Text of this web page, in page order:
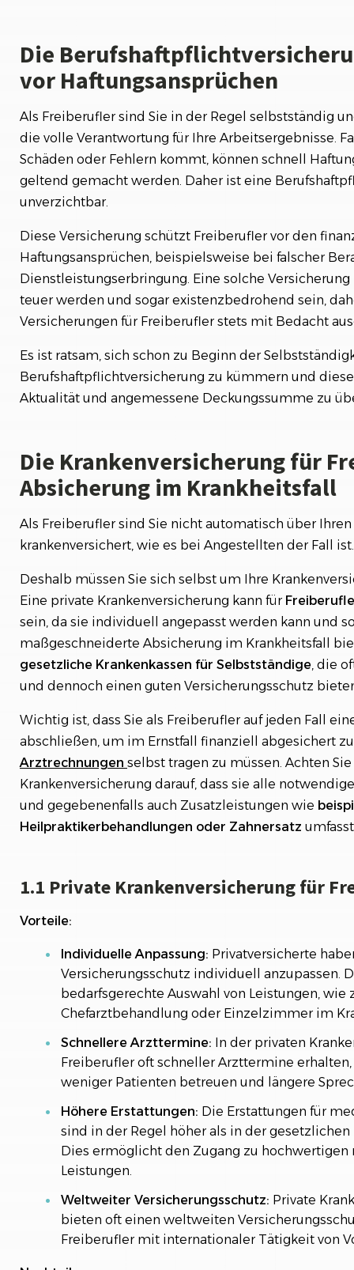
Die
vor Haftungsansprüchen
Als Freiberufler sind Sie in der Regel selbstständig
die volle Verantwortung für Ihre Arbeitsergebnisse.
Schäden oder Fehlern kommt, können schnell
geltend gemacht werden. Daher ist eine
unverzichtbar.
Diese Versicherung schützt Freiberufler vor den
Haftungsansprüchen, beispielsweise bei falscher
Dienstleistungserbringung. Eine solche
teuer werden und sogar existenzbedrohend sein,
Versicherungen für Freiberufler stets mit Bedacht
Es ist ratsam, sich schon zu Beginn der
Berufshaftpflichtversicherung zu kümmern und
Aktualität und angemessene Deckungssumme zu
Die Krankenversicherung für
Absicherung im Krankheitsfall
Als Freiberufler sind Sie nicht automatisch über
krankenversichert, wie es bei Angestellten der Fall ist.
Deshalb müssen Sie sich selbst um Ihre
Eine private Krankenversicherung kann für
sein, da sie individuell angepasst werden kann und
maßgeschneiderte Absicherung im Krankheitsfall
gesetzliche Krankenkassen für Selbstständige, die
und dennoch einen guten Versicherungsschutz
Wichtig ist, dass Sie als Freiberufler auf jeden Fall
abschließen, um im Ernstfall finanziell abgesichert
Arztrechnungen selbst tragen zu müssen. Achten
Krankenversicherung darauf, dass sie alle
und gegebenenfalls auch Zusatzleistungen wie
Heilpraktikerbehandlungen oder Zahnersatz
1.1 Private Krankenversicherung für
Vorteile:
Individuelle Anpassung: Privatversicherte
Versicherungsschutz individuell anzupassen.
bedarfsgerechte Auswahl von Leistungen, wie
Chefarztbehandlung oder Einzelzimmer im
Schnellere Arzttermine: In der privaten
Freiberufler oft schneller Arzttermine
weniger Patienten betreuen und längere
Höhere Erstattungen: Die Erstattungen für
sind in der Regel höher als in der gesetzlichen
Dies ermöglicht den Zugang zu
Leistungen.
Weltweiter Versicherungsschutz: Private
bieten oft einen weltweiten
Freiberufler mit internationaler Tätigkeit von